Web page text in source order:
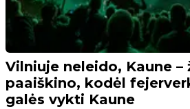
Vilniuje neleido, Kaune –
paaiškino, kodėl
galės vykti Kaune